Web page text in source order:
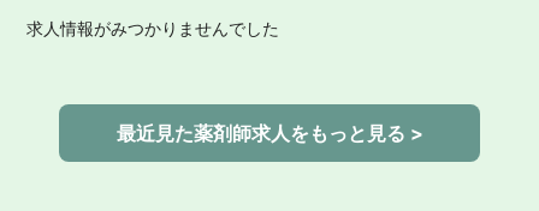
求人情報がみつかりませんでした
最近見た薬剤師求人をもっと見る >